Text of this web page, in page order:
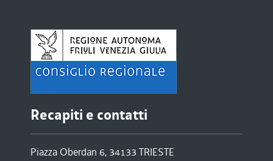
Recapiti e contatti
Piazza Oberdan 6, 34133 TRIESTE